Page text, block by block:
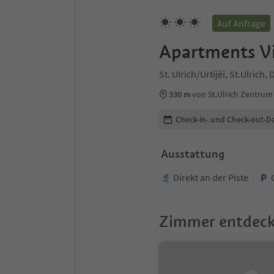
Auf Anfrage
Apartments
St. Ulrich/Urtijëi, St.Ulrich,
330 mvon St.Ulrich Zentrum
Buchungsdetails bearbeiten
Check-in- und Check-out-
Ausstattung
Direkt an der Piste
Zimmer